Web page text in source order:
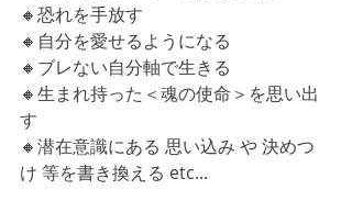
🔸恐れを手放す
🔸自分を愛せるようになる
🔸ブレない自分軸で生きる
🔸生まれ持った＜魂の使命＞を思い出
す
🔸潜在意識にある 思い込み や 決めつ
け 等を書き換える etc...